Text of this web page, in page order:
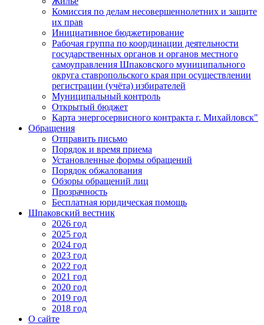
Комиссия по делам несовершеннолетних и защите
их прав
Инициативное бюджетирование
Рабочая группа по координации деятельности
государственных органов и органов местного
самоуправления Шпаковского муниципального
округа ставропольского края при осуществлении
регистрации (учёта) избирателей
Муниципальный контроль
Открытый бюджет
Карта энергосервисного контракта г. Михайловск"
Обращения
Отправить письмо
Порядок и время приема
Установленные формы обращений
Порядок обжалования
Обзоры обращений лиц
Прозрачность
Бесплатная юридическая помощь
Шпаковский вестник
2026 год
2025 год
2024 год
2023 год
2022 год
2021 год
2020 год
2019 год
2018 год
О сайте